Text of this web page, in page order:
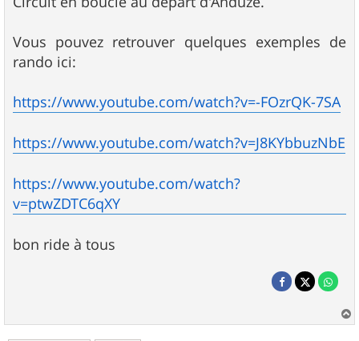
Vous pouvez retrouver quelques exemples de
rando ici:
https://www.youtube.com/watch?v=-FOzrQK-7SA
https://www.youtube.com/watch?v=J8KYbbuzNbE
https://www.youtube.com/watch?
v=ptwZDTC6qXY
bon ride à tous
a